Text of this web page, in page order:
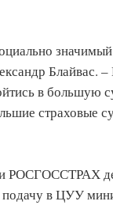
Блайвас.
в большую
страховые
РОСГОССТРАХ
в ЦУУ